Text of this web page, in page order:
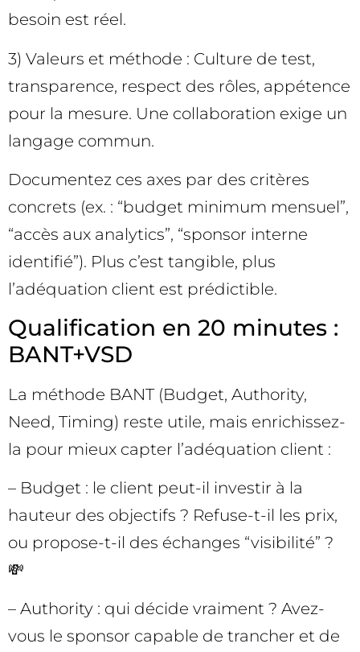
besoin est réel.
3) Valeurs et méthode : Culture de test,
transparence, respect des rôles, appétence
pour la mesure. Une collaboration exige un
langage commun.
Documentez ces axes par des critères
concrets (ex. : “budget minimum mensuel”,
“accès aux analytics”, “sponsor interne
identifié”). Plus c’est tangible, plus
l’adéquation client est prédictible.
Qualification en 20 minutes :
BANT+VSD
La méthode BANT (Budget, Authority,
Need, Timing) reste utile, mais enrichissez-
la pour mieux capter l’adéquation client :
– Budget : le client peut-il investir à la
hauteur des objectifs ? Refuse-t-il les prix,
ou propose-t-il des échanges “visibilité” ?
💸
– Authority : qui décide vraiment ? Avez-
vous le sponsor capable de trancher et de